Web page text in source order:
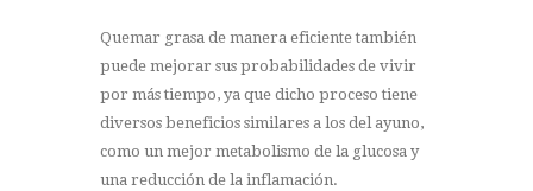
Quemar grasa de manera eficiente también
puede mejorar sus probabilidades de vivir
por más tiempo, ya que dicho proceso tiene
diversos beneficios similares a los del ayuno,
como un mejor metabolismo de la glucosa y
una reducción de la inflamación.